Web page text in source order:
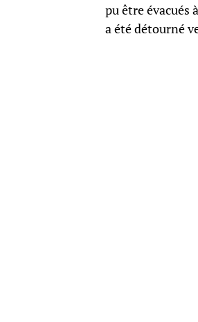
pu être évacués
a été détourné